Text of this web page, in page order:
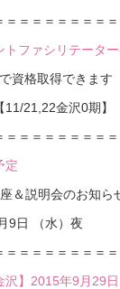
＝＝＝＝＝＝＝＝
トファシリテータ
資格取得できます
21,22金沢0期】
＝＝＝＝＝＝＝＝
定
＆説明会のお知ら
9日 （水）夜
＝＝＝＝＝＝＝＝
沢】2015年9月29